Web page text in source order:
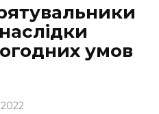
умов